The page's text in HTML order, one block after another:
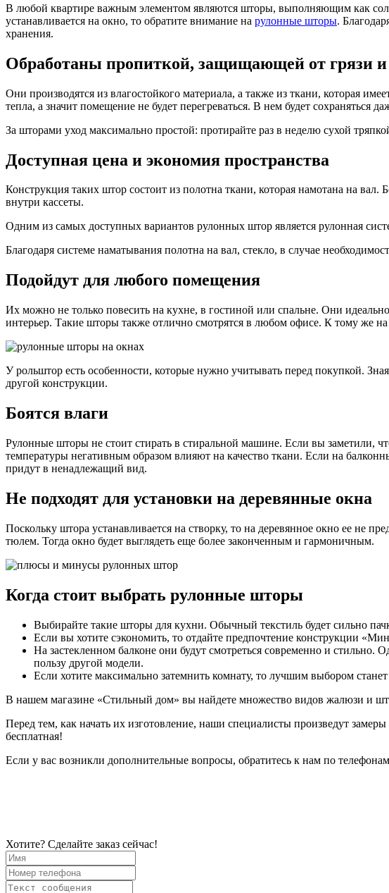
В любой квартире важным элементом являются шторы, выполняющим как
устанавливается на окно, то обратите внимание на рулонные шторы.
хранения.
Обработаны пропиткой, защищающей от грязи
Они производятся из влагостойкого материала, а также из ткани, которая
тепла, а значит помещение не будет перегреваться. В нем будет сохраняться
За шторами уход максимально простой: протирайте раз в неделю сухой
Доступная цена и экономия пространства
Конструкция таких штор состоит из полотна ткани, которая намотана на
внутри кассеты.
Одним из самых доступных вариантов рулонных штор является рулонная
Благодаря системе наматывания полотна на вал, стекло, в случае
Подойдут для любого помещения
Их можно не только повесить на кухне, в гостиной или спальне. Они
интерьер. Такие шторы также отлично смотрятся в любом офисе. К тому же
У рольштор есть особенности, которые нужно учитывать перед покупкой.
другой конструкции.
Боятся влаги
Рулонные шторы не стоит стирать в стиральной машине. Если вы заметили,
температуры негативным образом влияют на качество ткани. Если на
придут в ненадлежащий вид.
Не подходят для установки на деревянные окна
Поскольку штора устанавливается на створку, то на деревянное окно ее не
тюлем. Тогда окно будет выглядеть еще более законченным и гармоничным.
Когда стоит выбрать рулонные шторы
Выбирайте такие шторы для кухни. Обычный текстиль будет сильно
Если вы хотите сэкономить, то отдайте предпочтение конструкции
На застекленном балконе они будут смотреться современно и стильно.
пользу другой модели.
Если хотите максимально затемнить комнату, то лучшим выбором
В нашем магазине «Стильный дом» вы найдете множество видов жалюзи и
Перед тем, как начать их изготовление, наши специалисты произведут
бесплатная!
Если у вас возникли дополнительные вопросы, обратитесь к нам по телефонам
Хотите? Сделайте заказ сейчас!